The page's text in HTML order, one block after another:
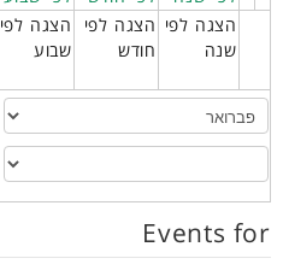
הצגה לפי
שנה
הצגה לפי
חודש
הצגה לפי
שבוע
Events for